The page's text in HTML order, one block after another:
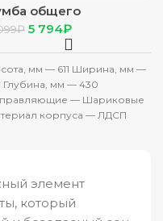
общего
“Стич”
анкор св/белый/
голубой
₽ 5 794₽
мм — 611 Ширина, мм —
Глубина, мм — 430
— Шариковые
корпуса — ЛДСП
элемент
который